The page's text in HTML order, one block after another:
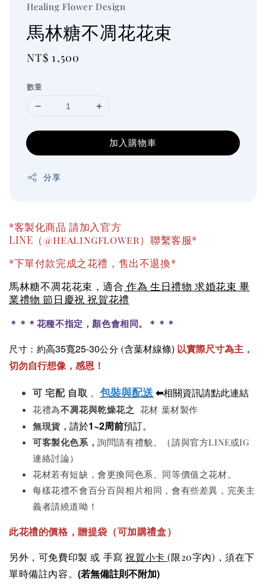
Healing Flower Design
馬林糖不凋花花束
Regular
NT$ 1,500
數量
加入購物車
分享
*客製化商品 請加入官方
LINE（@healingflower）聯繫客服*
*下單付款完成之花禮，售出不退換*
馬林糖不凋花花束，適合 作為 生日禮物 求婚花束 畢
業禮物 節日慶祝 祝賀花禮
＊＊＊花種不指定，顏色會相同。＊＊＊
尺寸：約高35寬25-30公分 (含葉材線條) 以實際尺寸為主，
切勿自行想像，感恩！
可宅配 自取 。包裝與配送⬅相關資訊請點此連結
花禮為不凋花與乾燥花之 花材 葉材製作
無現貨，請於1~2周前預訂。
可客製化色系，詢問請有禮貌。（請與官方LINE或IG
連絡討論）
花材若有短缺，會更換同色系、同等價值之花材。
每樣花禮不會百分百與相片相同，會有些差異，完美主
義者請繞道呦！
此花禮的價格 ，贈提袋（可加購禮盒）
另外，可免費印製 或 手寫祝賀小卡(限20字內) ，須在下
單時備註內容。(若無備註則不附加)